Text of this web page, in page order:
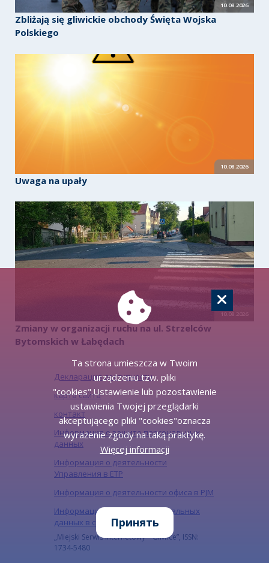
10.08.2026
Zbliżają się gliwickie obchody Święta Wojska
Polskiego
10.08.2026
Uwaga na upały
10.08.2026
Zmiany w organizacji ruchu na ul. Strzelców
Bytomskich w Łabędach
Декларация доступности
карта сайта
контакт
Информация о защите персональных
данных
Информация о деятельности
Управления в ЕТР
Информация о деятельности офиса в PJM
Информация о защите персональных
данных в социальных сетях
„Miejski Serwis Internetowy – Gliwice”, ISSN:
1734-5480
Ta strona umieszcza w Twoim
urządzeniu tzw. pliki
"cookies".Ustawienie lub pozostawienie
ustawienia Twojej przeglądarki
akceptującego pliki "cookies"oznacza
wyrażenie zgody na taką praktykę.
Więcej informacji
Принять